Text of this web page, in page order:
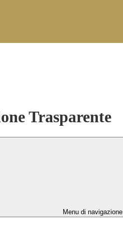
Trasparente
Menu di navigazione